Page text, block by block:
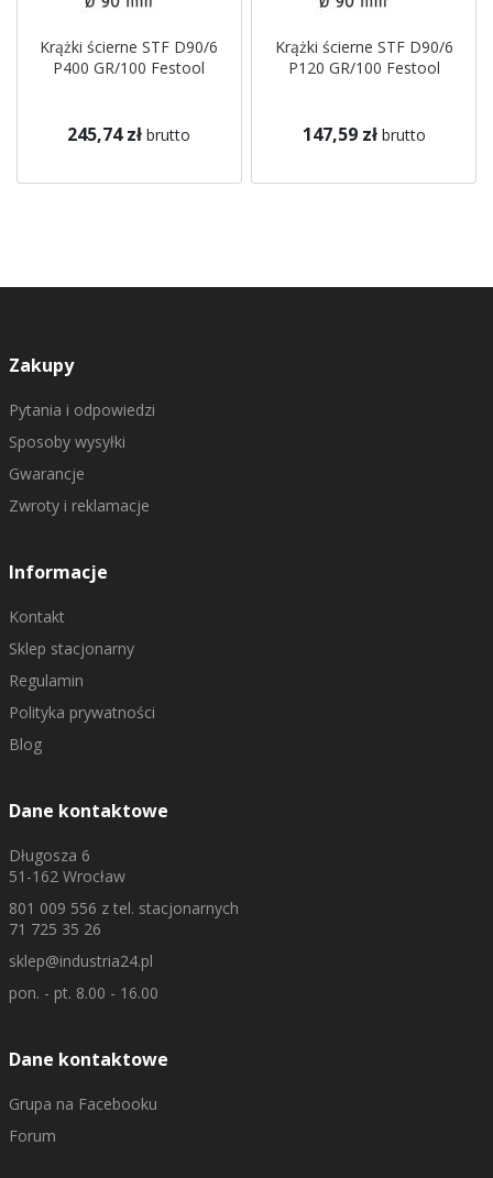
Krążki ścierne STF D90/6
P400 GR/100 Festool
245,74 zł brutto
Krążki ścierne STF D90/6
P120 GR/100 Festool
147,59 zł brutto
Zakupy
Pytania i odpowiedzi
Sposoby wysyłki
Gwarancje
Zwroty i reklamacje
Informacje
Kontakt
Sklep stacjonarny
Regulamin
Polityka prywatności
Blog
Dane kontaktowe
Długosza 6
51-162 Wrocław
801 009 556 z tel. stacjonarnych
71 725 35 26
sklep@industria24.pl
pon. - pt. 8.00 - 16.00
Dane kontaktowe
Grupa na Facebooku
Forum